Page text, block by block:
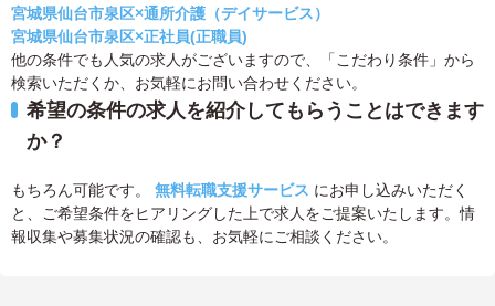
宮城県仙台市泉区×通所介護（デイサービス）
宮城県仙台市泉区×正社員(正職員)
他の条件でも人気の求人がございますので、「こだわり条件」から
検索いただくか、お気軽にお問い合わせください。
希望の条件の求人を紹介してもらうことはできます
か？
もちろん可能です。 無料転職支援サービス にお申し込みいただく
と、ご希望条件をヒアリングした上で求人をご提案いたします。情
報収集や募集状況の確認も、お気軽にご相談ください。